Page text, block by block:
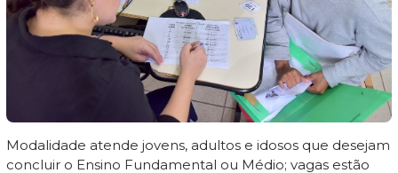
Modalidade atende jovens, adultos e idosos que desejam
concluir o Ensino Fundamental ou Médio; vagas estão